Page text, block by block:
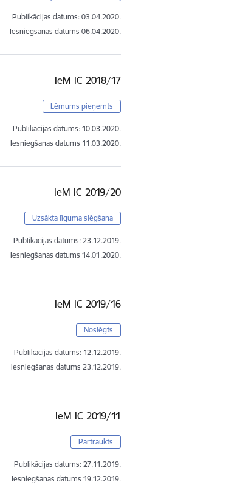
Publikācijas datums: 03.04.2020.
Iesniegšanas datums 06.04.2020.
IeM IC 2018/17
Lēmums pieņemts
Publikācijas datums: 10.03.2020.
Iesniegšanas datums 11.03.2020.
IeM IC 2019/20
Uzsākta līguma slēgšana
Publikācijas datums: 23.12.2019.
Iesniegšanas datums 14.01.2020.
IeM IC 2019/16
Noslēgts
Publikācijas datums: 12.12.2019.
Iesniegšanas datums 23.12.2019.
IeM IC 2019/11
Pārtraukts
Publikācijas datums: 27.11.2019.
Iesniegšanas datums 19.12.2019.